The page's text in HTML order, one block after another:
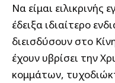
Να είμαι ειλικρινής
έδειξα ιδιαίτερο
διεισδύσουν στο
έχουν υβρίσει την
κομμάτων,